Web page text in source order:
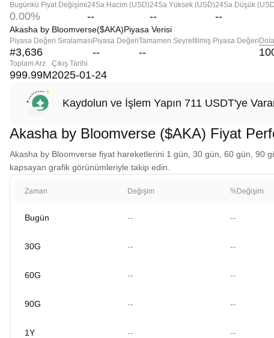
Bugünkü Fiyat Değişimi
0.00%
24Sa Hacim (USD)
--
24Sa Yüksek (USD)
--
24Sa Düşük
--
Akasha by Bloomverse($AKA)Piyasa Verisi
Piyasa Değeri Sıralaması
#3,636
Piyasa Değeri
--
Tamamen Seyreltilmiş Piyasa Değeri
--
Toplam Arz
999.99M
Çıkış Tarihi
2025-01-24
Kaydolun ve İşlem Yapın 711 USDT'ye
Akasha by Bloomverse ($AKA) Fiyat
Akasha by Bloomverse fiyat hareketlerini 1 gün, 30 gün, 60 gün, 90
kapsayan grafik görünümleriyle takip edin.
Zaman Değişim %Değişim
Bugün -- --
30G -- --
60G -- --
90G -- --
1Y -- --